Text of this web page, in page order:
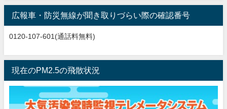
広報車・防災無線が聞き取りづらい際の確認番号
0120-107-601(通話料無料)
現在のPM2.5の飛散状況